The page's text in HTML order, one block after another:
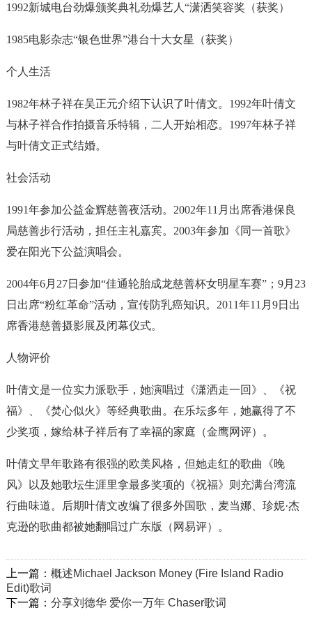
1992新城电台劲爆颁奖典礼劲爆艺人“潇洒笑容奖（获奖）
1985电影杂志“银色世界”港台十大女星（获奖）
个人生活
1982年林子祥在吴正元介绍下认识了叶倩文。1992年叶倩文
与林子祥合作拍摄音乐特辑，二人开始相恋。1997年林子祥
与叶倩文正式结婚。
社会活动
1991年参加公益金辉慈善夜活动。2002年11月出席香港保良
局慈善步行活动，担任主礼嘉宾。2003年参加《同一首歌》
爱在阳光下公益演唱会。
2004年6月27日参加“佳通轮胎成龙慈善杯女明星车赛”；9月23
日出席“粉红革命”活动，宣传防乳癌知识。2011年11月9日出
席香港慈善摄影展及闭幕仪式。
人物评价
叶倩文是一位实力派歌手，她演唱过《潇洒走一回》、《祝
福》、《焚心似火》等经典歌曲。在乐坛多年，她赢得了不
少奖项，嫁给林子祥后有了幸福的家庭（金鹰网评）。
叶倩文早年歌路有很强的欧美风格，但她走红的歌曲《晚
风》以及她歌坛生涯里拿最多奖项的《祝福》则充满台湾流
行曲味道。后期叶倩文改编了很多外国歌，麦当娜、珍妮·杰
克逊的歌曲都被她翻唱过广东版（网易评）。
上一篇： 概述Michael Jackson Money (Fire Island Radio
Edit)歌词
下一篇： 分享刘德华 爱你一万年 Chaser歌词